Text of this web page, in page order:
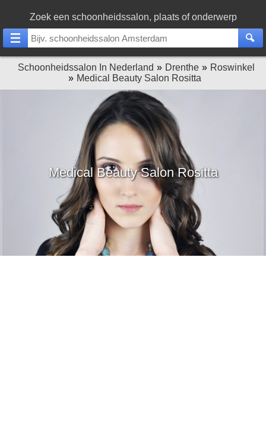
Zoek een schoonheidssalon, plaats of onderwerp
Schoonheidssalon In Nederland Drenthe
Roswinkel
Medical Beauty Salon Rositta
Medical Beauty Salon Rositta